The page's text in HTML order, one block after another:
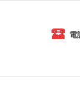
電